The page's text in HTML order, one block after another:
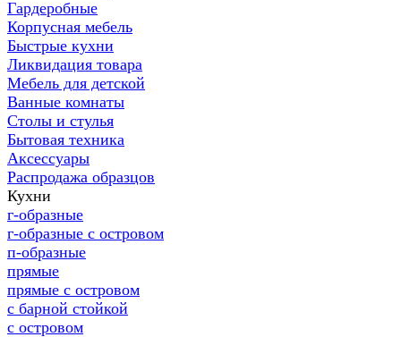
Гардеробные
Корпусная мебель
Быстрые кухни
Ликвидация товара
Мебель для детской
Ванные комнаты
Столы и стулья
Бытовая техника
Аксессуары
Распродажа образцов
Кухни
г-образные
г-образные с островом
п-образные
прямые
прямые с островом
с барной стойкой
с островом